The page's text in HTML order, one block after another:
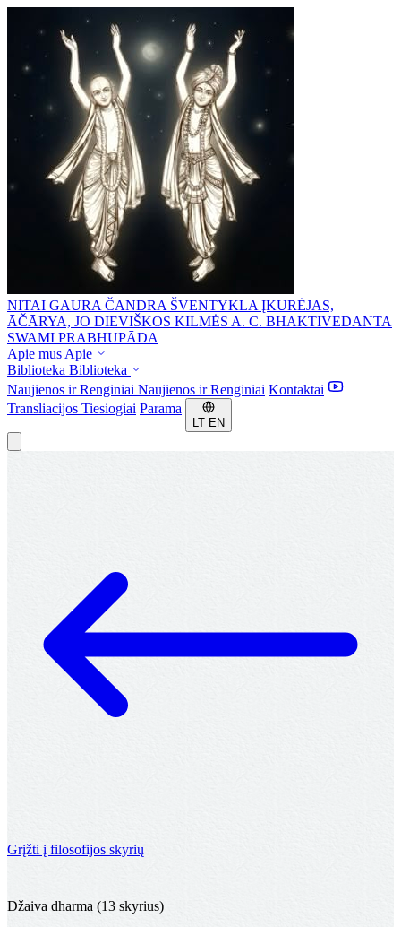
NITAI GAURA ČANDRA ŠVENTYKLA ĮKŪRĖJAS,
ĀČĀRYA, JO DIEVIŠKOS KILMĖS A. C. BHAKTIVEDANTA
SWAMI PRABHUPĀDA
Apie mus Apie
Biblioteka Biblioteka
Naujienos ir Renginiai Naujienos ir Renginiai Kontaktai
Transliacijos Tiesiogiai Parama
LT EN
Grįžti į filosofijos skyrių
Džaiva dharma (13 skyrius)